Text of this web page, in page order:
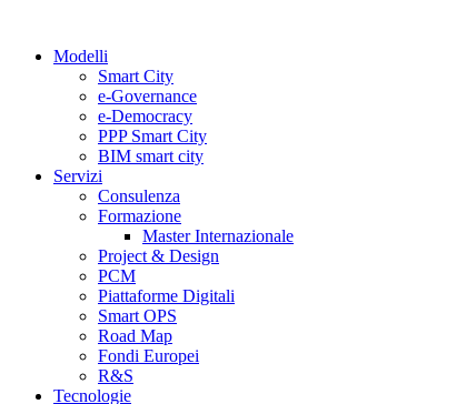
contenutoModelli
Smart City
e-Governance
e-Democracy
PPP Smart City
BIM smart city
Servizi
Consulenza
Formazione
Master Internazionale
Project & Design
PCM
Piattaforme Digitali
Smart OPS
Road Map
Fondi Europei
R&S
Tecnologie